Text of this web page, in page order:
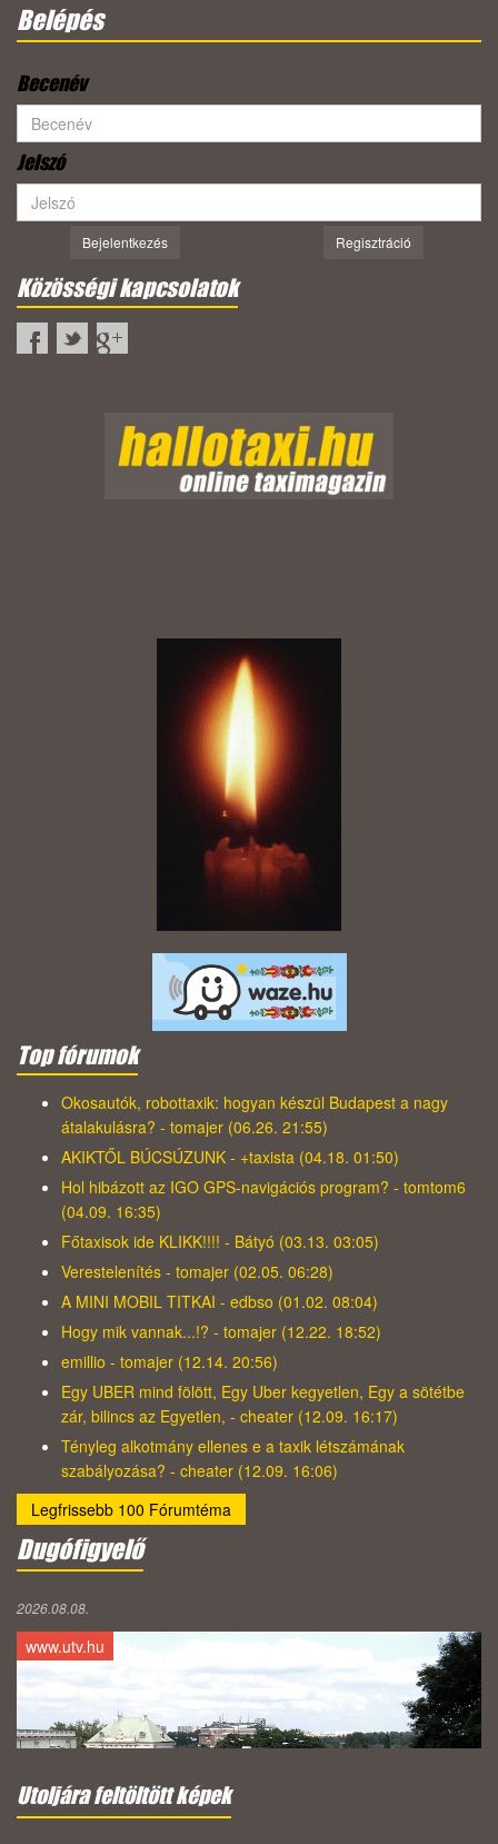
Belépés
Becenév
Jelszó
Bejelentkezés Regisztráció
Közösségi kapcsolatok
Top fórumok
Okosautók, robottaxik: hogyan készül Budapest a nagy
átalakulásra? - tomajer (06.26. 21:55)
AKIKTŐL BÚCSÚZUNK - +taxista (04.18. 01:50)
Hol hibázott az IGO GPS-navigációs program? - tomtom6
(04.09. 16:35)
Főtaxisok ide KLIKK!!!! - Bátyó (03.13. 03:05)
Verestelenítés - tomajer (02.05. 06:28)
A MINI MOBIL TITKAI - edbso (01.02. 08:04)
Hogy mik vannak...!? - tomajer (12.22. 18:52)
emillio - tomajer (12.14. 20:56)
Egy UBER mind fölött, Egy Uber kegyetlen, Egy a sötétbe
zár, bilincs az Egyetlen, - cheater (12.09. 16:17)
Tényleg alkotmány ellenes e a taxik létszámának
szabályozása? - cheater (12.09. 16:06)
Legfrissebb 100 Fórumtéma
Dugófigyelő
2026.08.08.
www.utv.hu
Utoljára feltöltött képek